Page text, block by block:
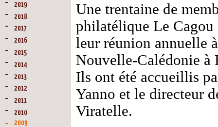
2019
2018
2017
2016
2015
2014
2013
2012
2011
2010
2009
Une trentaine de
philatélique Le
leur réunion annuelle
Nouvelle-Calédonie à
Ils ont été accueillis
Yanno et le directeur
Viratelle.